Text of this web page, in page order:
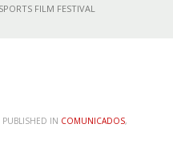
FILM FESTIVAL
PUBLISHED IN COMUNICADOS,